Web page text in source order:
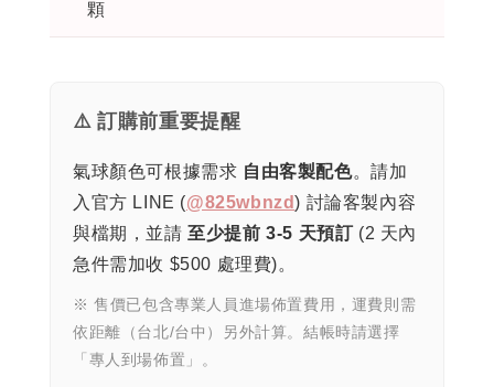
顆
⚠️ 訂購前重要提醒
氣球顏色可根據需求 自由客製配色。請加
入官方 LINE (@825wbnzd) 討論客製內容
與檔期，並請至少提前 3-5 天預訂(2 天內
急件需加收 $500 處理費)。
※ 售價已包含專業人員進場佈置費用，運費則需
依距離（台北/台中）另外計算。結帳時請選擇
「專人到場佈置」。